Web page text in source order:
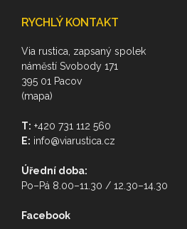
RYCHLÝ KONTAKT
Via rustica, zapsaný spolek
náměstí Svobody 171
395 01 Pacov
(mapa)
T: +420 731 112 560
E: info@viarustica.cz
Úřední doba:
Po–Pá 8.00–11.30 / 12.30–14.30
Facebook